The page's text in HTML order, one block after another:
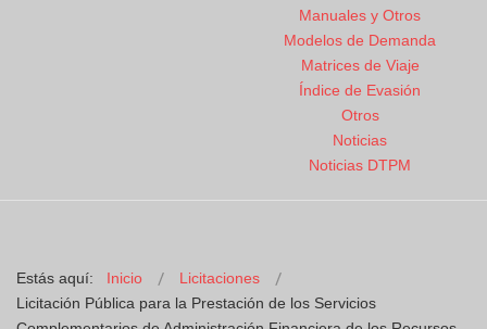
Manuales y Otros
Modelos de Demanda
Matrices de Viaje
Índice de Evasión
Otros
Noticias
Noticias DTPM
Estás aquí: Inicio
Licitaciones
Licitación Pública para la Prestación de los Servicios